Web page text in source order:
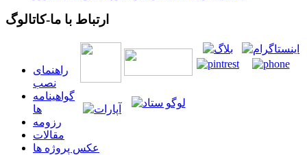
ارتباط با ما-کاتالوگ
راهنمای
نصب
گواهينامه
ها
رزومه
مقالات
عکس پروژه ها